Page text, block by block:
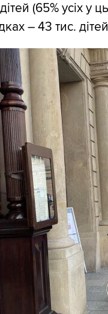
(65% усіх у
– 43 тис.